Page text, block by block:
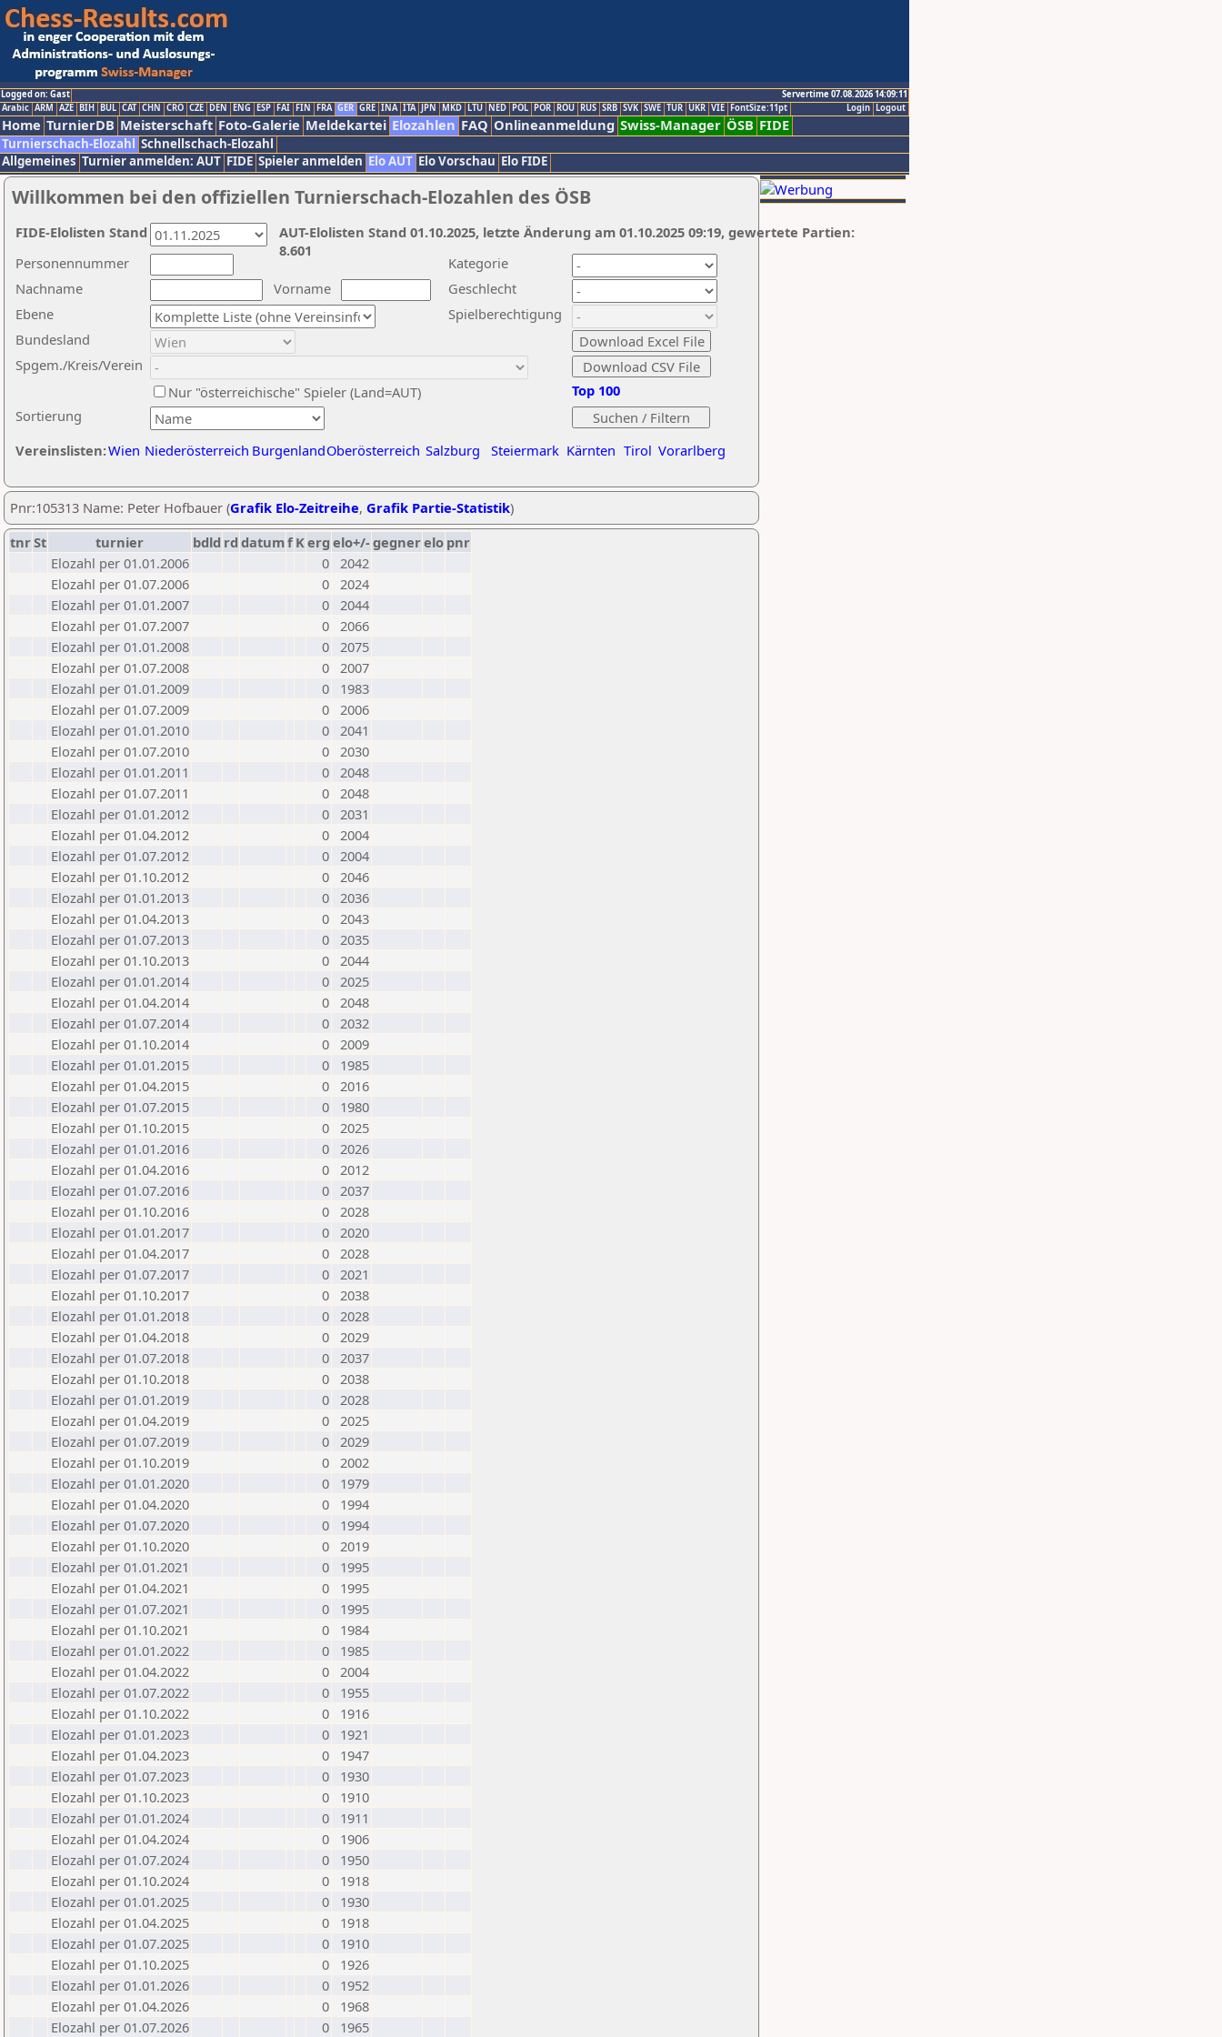
Logged on: Gast
Servertime 07.08.2026 14:09:11
Logout
Login
Arabic ARM AZE BIH BUL CAT CHN CRO CZE DEN ENG ESP FAI FIN FRA GER GRE INA ITA JPN MKD LTU NED POL POR ROU RUS SRB SVK SWE TUR UKR VIE FontSize:11pt
Home TurnierDB Meisterschaft Foto-Galerie Meldekartei Elozahlen FAQ Onlineanmeldung Swiss-Manager ÖSB FIDE
Turnierschach-Elozahl Schnellschach-Elozahl
Allgemeines Turnier anmelden: AUT FIDE Spieler anmelden Elo AUT Elo Vorschau Elo FIDE
Willkommen bei den offiziellen Turnierschach-Elozahlen des ÖSB
Nachname
Vorname
Ebene
Kategorie
Sortierung
Personennummer
Bundesland
Spgem./Kreis/Verein
Geschlecht
Nur "österreichische" Spieler (Land=AUT)
Spielberechtigung
Vereinslisten:Wien Niederösterreich BurgenlandOberösterreich Salzburg Steiermark Kärnten Tirol Vorarlberg
Top 100
AUT-Elolisten Stand 01.10.2025, letzte Änderung am 01.10.2025 09:19, gewertete Partien:
8.601
FIDE-Elolisten Stand
Pnr:105313 Name: Peter Hofbauer (Grafik Elo-Zeitreihe, Grafik Partie-Statistik)
tnrSt turnier bdld rd datumf Kerg elo+/-gegnerelo pnr
Elozahl per 01.01.2006
0 2042
Elozahl per 01.07.2006
0 2024
Elozahl per 01.01.2007
0 2044
Elozahl per 01.07.2007
0 2066
Elozahl per 01.01.2008
0 2075
Elozahl per 01.07.2008
0 2007
Elozahl per 01.01.2009
0
1983
Elozahl per 01.07.2009
0 2006
Elozahl per 01.01.2010
0 2041
Elozahl per 01.07.2010
0 2030
Elozahl per 01.01.2011
0 2048
Elozahl per 01.07.2011
0 2048
Elozahl per 01.01.2012
0 2031
Elozahl per 01.04.2012
0 2004
Elozahl per 01.07.2012
0 2004
Elozahl per 01.10.2012
0 2046
Elozahl per 01.01.2013
0 2036
Elozahl per 01.04.2013
0 2043
Elozahl per 01.07.2013
0 2035
Elozahl per 01.10.2013
0 2044
Elozahl per 01.01.2014
0 2025
Elozahl per 01.04.2014
0 2048
Elozahl per 01.07.2014
0 2032
Elozahl per 01.10.2014
0 2009
Elozahl per 01.01.2015
0
1985
Elozahl per 01.04.2015
0 2016
Elozahl per 01.07.2015
0
1980
Elozahl per 01.10.2015
0 2025
Elozahl per 01.01.2016
0 2026
Elozahl per 01.04.2016
0 2012
Elozahl per 01.07.2016
0 2037
Elozahl per 01.10.2016
0 2028
Elozahl per 01.01.2017
0 2020
Elozahl per 01.04.2017
0 2028
Elozahl per 01.07.2017
0 2021
Elozahl per 01.10.2017
0 2038
Elozahl per 01.01.2018
0 2028
Elozahl per 01.04.2018
0 2029
Elozahl per 01.07.2018
0 2037
Elozahl per 01.10.2018
0 2038
Elozahl per 01.01.2019
0 2028
Elozahl per 01.04.2019
0 2025
Elozahl per 01.07.2019
0 2029
Elozahl per 01.10.2019
0 2002
Elozahl per 01.01.2020
0
1979
Elozahl per 01.04.2020
0
1994
Elozahl per 01.07.2020
0
1994
Elozahl per 01.10.2020
0 2019
Elozahl per 01.01.2021
0
1995
Elozahl per 01.04.2021
0
1995
Elozahl per 01.07.2021
0
1995
Elozahl per 01.10.2021
0
1984
Elozahl per 01.01.2022
0
1985
Elozahl per 01.04.2022
0 2004
Elozahl per 01.07.2022
0
1955
Elozahl per 01.10.2022
0
1916
Elozahl per 01.01.2023
0
1921
Elozahl per 01.04.2023
0
1947
Elozahl per 01.07.2023
0
1930
Elozahl per 01.10.2023
0
1910
Elozahl per 01.01.2024
0
1911
Elozahl per 01.04.2024
0
1906
Elozahl per 01.07.2024
0
1950
Elozahl per 01.10.2024
0
1918
Elozahl per 01.01.2025
0
1930
Elozahl per 01.04.2025
0
1918
Elozahl per 01.07.2025
0
1910
Elozahl per 01.10.2025
0
1926
Elozahl per 01.01.2026
0
1952
Elozahl per 01.04.2026
0
1968
Elozahl per 01.07.2026
0 1965